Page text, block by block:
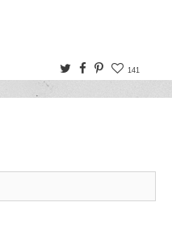
TwitterFacebook
Pinterest
141